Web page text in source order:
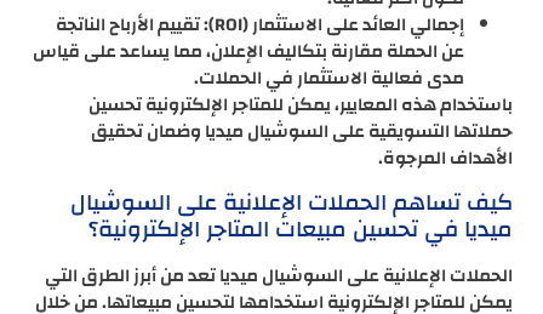
إجمالي العائد على الاستثمار (ROI): تقييم الأرباح الناتجة
عن الحملة مقارنة بتكاليف الإعلان، مما يساعد على قياس
مدى فعالية الاستثمار في الحملات.
باستخدام هذه المعايير، يمكن للمتاجر الإلكترونية تحسين
حملاتها التسويقية على السوشيال ميديا وضمان تحقيق
الأهداف المرجوة.
كيف تساهم الحملات الإعلانية على السوشيال
ميديا في تحسين مبيعات المتاجر الإلكترونية؟
الحملات الإعلانية على السوشيال ميديا تعد من أبرز الطرق التي
يمكن للمتاجر الإلكترونية استخدامها لتحسين مبيعاتها. من خلال